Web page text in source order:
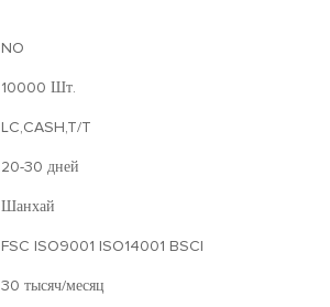
NO
10000 Шт.
LC,CASH,T/T
20-30 дней
Шанхай
FSC ISO9001 ISO14001 BSCI
30 тысяч/месяц